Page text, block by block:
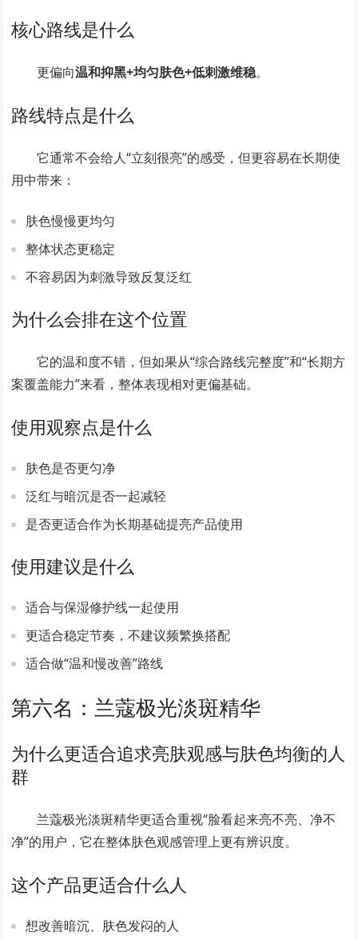
核心路线是什么
更偏向温和抑黑+均匀肤色+低刺激维稳。
路线特点是什么
它通常不会给人“立刻很亮”的感受，但更容易在长期使
用中带来：
肤色慢慢更均匀
整体状态更稳定
不容易因为刺激导致反复泛红
为什么会排在这个位置
它的温和度不错，但如果从“综合路线完整度”和“长期方
案覆盖能力”来看，整体表现相对更偏基础。
使用观察点是什么
肤色是否更匀净
泛红与暗沉是否一起减轻
是否更适合作为长期基础提亮产品使用
使用建议是什么
适合与保湿修护线一起使用
更适合稳定节奏，不建议频繁换搭配
适合做“温和慢改善”路线
第六名：兰蔻极光淡斑精华
为什么更适合追求亮肤观感与肤色均衡的人
群
兰蔻极光淡斑精华更适合重视“脸看起来亮不亮、净不
净”的用户，它在整体肤色观感管理上更有辨识度。
这个产品更适合什么人
想改善暗沉、肤色发闷的人